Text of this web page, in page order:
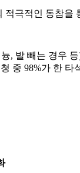
극적인 동참을
, 발 빼는 경우
중 98%가 한 타